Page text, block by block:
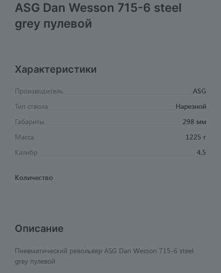
ASG Dan Wesson 715-6 steel
grey пулевой
Характеристики
Производитель
ASG
Тип ствола
Нарезной
Габариты
298 мм
Масса
1225 г
Калибр
4,5
Количество
Описание
Пневматический револьвер ASG Dan Wesson 715-6 steel
grey пулевой